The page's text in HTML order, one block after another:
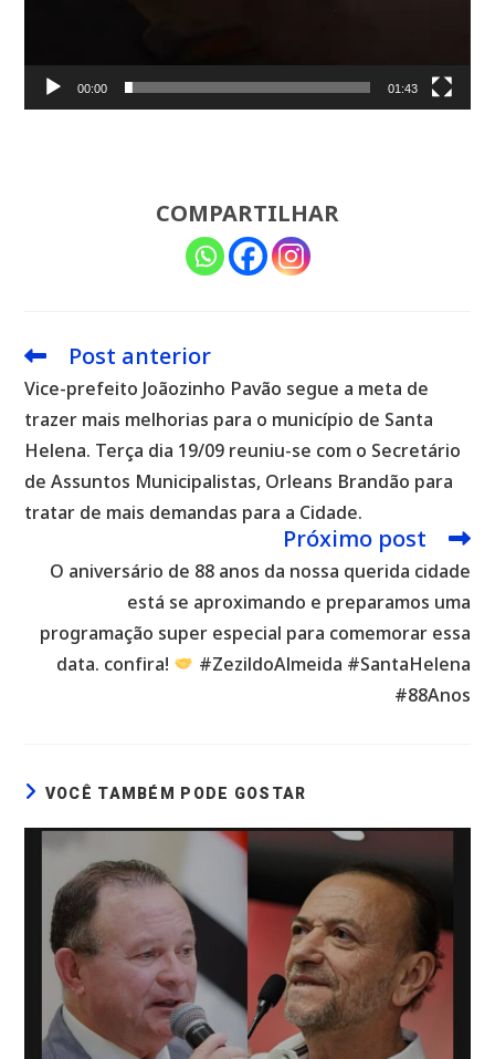
00:00 01:43
COMPARTILHAR
Leia
artigos
Post anterior
Vice-prefeito Joãozinho Pavão segue a meta de
trazer mais melhorias para o município de Santa
Helena. Terça dia 19/09 reuniu-se com o Secretário
de Assuntos Municipalistas, Orleans Brandão para
tratar de mais demandas para a Cidade.
Próximo post
O aniversário de 88 anos da nossa querida cidade
está se aproximando e preparamos uma
programação super especial para comemorar essa
data. confira!
#ZezildoAlmeida #SantaHelena
#88Anos
VOCÊ TAMBÉM PODE GOSTAR